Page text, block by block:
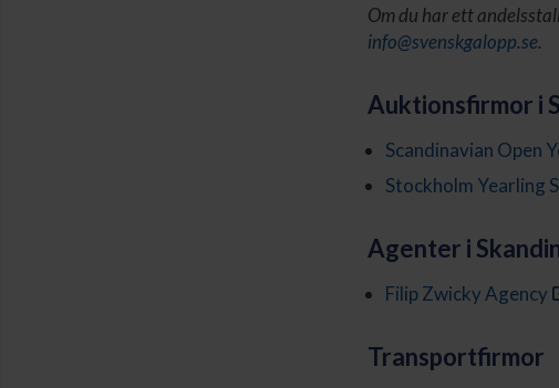
Om du har ett
info@svenskgalopp.se.
Auktionsfirmor i
Scandinavian Open
Stockholm Yearling
Agenter i
Filip Zwicky Agency
Transportfirmor